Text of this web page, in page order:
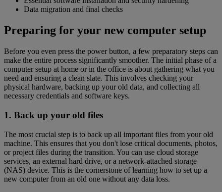
Data migration and final checks
Preparing for your new computer setup
Before you even press the power button, a few preparatory steps can
make the entire process significantly smoother. The initial phase of a
computer setup at home or in the office is about gathering what you
need and ensuring a clean slate. This involves checking your
physical hardware, backing up your old data, and collecting all
necessary credentials and software keys.
1. Back up your old files
The most crucial step is to back up all important files from your old
machine. This ensures that you don't lose critical documents, photos,
or project files during the transition. You can use cloud storage
services, an external hard drive, or a network-attached storage
(NAS) device. This is the cornerstone of learning how to set up a
new computer from an old one without any data loss.